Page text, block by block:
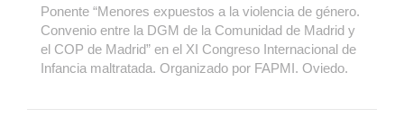
Ponente “Menores expuestos a la violencia de género.
Convenio entre la DGM de la Comunidad de Madrid y
el COP de Madrid” en el XI Congreso Internacional de
Infancia maltratada. Organizado por FAPMI. Oviedo.